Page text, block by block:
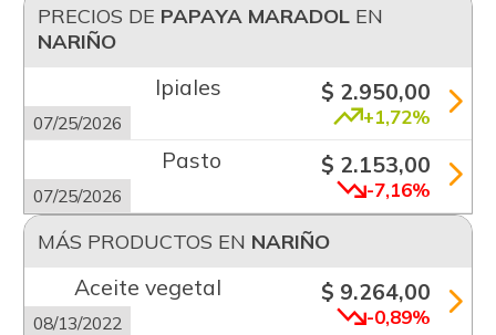
PRECIOS DE PAPAYA MARADOLEN
NARIÑO
Ipiales
07/25/2026
$ 2.950,00
+1,72%
Pasto
07/25/2026
$ 2.153,00
-7,16%
MÁS PRODUCTOS EN NARIÑO
Aceite vegetal
08/13/2022
$ 9.264,00
-0,89%